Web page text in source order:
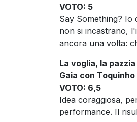
VOTO: 5
Say Something?
non si incastrano,
ancora una volta:
La voglia, la pazzia
Gaia con Toquinho
VOTO: 6,5
Idea coraggiosa,
performance. Il